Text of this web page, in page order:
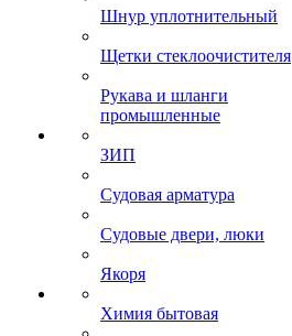
Шнур уплотнительный
Щетки стеклоочистителя
Рукава и шланги
промышленные
ЗИП
Судовая арматура
Судовые двери, люки
Якоря
Химия бытовая